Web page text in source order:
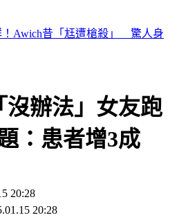
第5超車日韓 東歐小國贏新加坡
沒辦法」女友跑
：患者增3成
20:28
20:28